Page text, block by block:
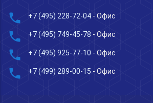
phone +7 (495) 228-72-04 - Офис
phone +7 (495) 749-45-78 - Офис
phone +7 (495) 925-77-10 - Офис
phone +7 (499) 289-00-15 - Офис